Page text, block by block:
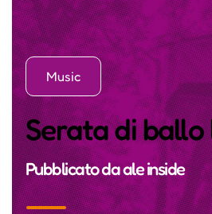
Music
Serata di ballo
Pubblicato daale inside